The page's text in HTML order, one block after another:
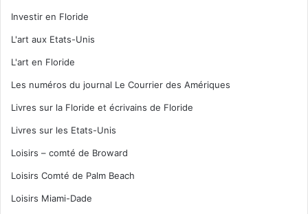
Investir en Floride
L'art aux Etats-Unis
L'art en Floride
Les numéros du journal Le Courrier des Amériques
Livres sur la Floride et écrivains de Floride
Livres sur les Etats-Unis
Loisirs – comté de Broward
Loisirs Comté de Palm Beach
Loisirs Miami-Dade